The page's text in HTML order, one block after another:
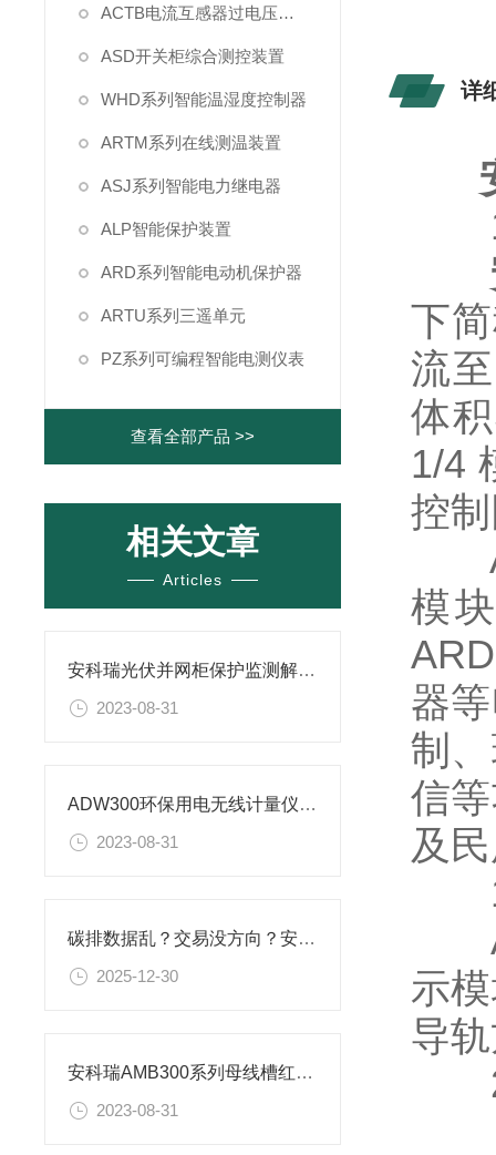
ACTB电流互感器过电压保护
ASD开关柜综合测控装置
WHD系列智能温湿度控制器
ARTM系列在线测温装置
ASJ系列智能电力继电器
ALP智能保护装置
ARD系列智能电动机保护器
ARTU系列三遥单元
PZ系列可编程智能电测仪表
查看全部产品 >>
相关文章
Articles
安科瑞光伏并网柜保护监测解决方案的应用实例
2023-08-31
ADW300环保用电无线计量仪表对接昊美平台实例
2023-08-31
碳排数据乱？交易没方向？安科瑞碳资产驾驶舱，全局把控碳收益
2025-12-30
安科瑞AMB300系列母线槽红外测温在某工厂配电密集型母线槽上解决方案
2023-08-31
详
1
下
流
体
1/4
控
模
器
制
信
及
示
导
2